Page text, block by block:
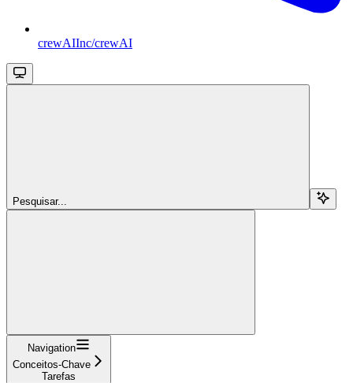
crewAIInc/crewAI
Pesquisar...
Navigation
Conceitos-Chave
Tarefas